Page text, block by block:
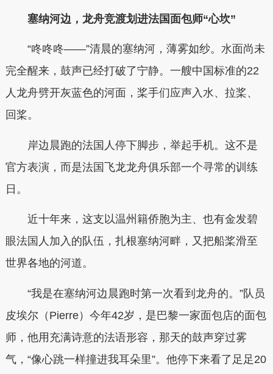
塞纳河边，龙舟竞渡划进法国面包师“心坎”
“咚咚咚——”清晨的塞纳河，薄雾如纱。水面尚未
完全醒来，鼓声已经打破了宁静。一艘中国标准的22
人龙舟劈开灰蓝色的河面，桨手们应声入水、拉桨、
回桨。
岸边晨跑的法国人停下脚步，举起手机。这不是
官方表演，而是法国飞龙龙舟俱乐部一个寻常的训练
日。
近十年来，这支以温州籍侨胞为主、也有金发碧
眼法国人加入的队伍，扎根塞纳河畔，又把船桨滑至
世界各地的河道。
“我是在塞纳河边晨跑时第一次看到龙舟的。”队员
皮埃尔（Pierre）今年42岁，是巴黎一家面包店的面包
师，他用充满诗意的法语形容，那天的鼓声穿过雾
气，“像心跳一样撞进我耳朵里”。他停下来看了足足20